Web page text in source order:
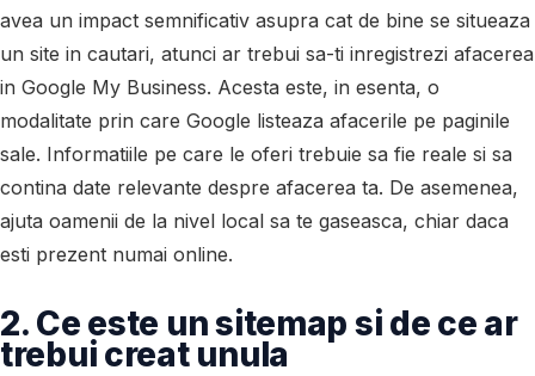
avea un impact semnificativ asupra cat de bine se situeaza
un site in cautari, atunci ar trebui sa-ti inregistrezi afacerea
in Google My Business. Acesta este, in esenta, o
modalitate prin care Google listeaza afacerile pe paginile
sale. Informatiile pe care le oferi trebuie sa fie reale si sa
contina date relevante despre afacerea ta. De asemenea,
ajuta oamenii de la nivel local sa te gaseasca, chiar daca
esti prezent numai online.
2. Ce este un sitemap si de ce ar
trebui creat unula